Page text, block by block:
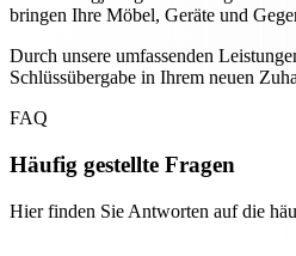
bringen Ihre Möbel, Geräte und
Durch unsere umfassenden
Schlüssübergabe in Ihrem neuen
FAQ
Häufig gestellte Fragen
Hier finden Sie Antworten auf die